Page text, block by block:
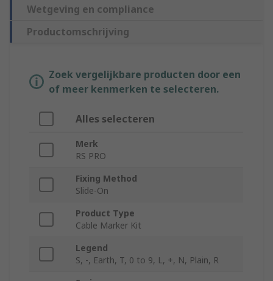
Wetgeving en compliance
Productomschrijving
Zoek vergelijkbare producten door een
of meer kenmerken te selecteren.
Alles selecteren
Merk
RS PRO
Fixing Method
Slide-On
Product Type
Cable Marker Kit
Legend
S, -, Earth, T, 0 to 9, L, +, N, Plain, R